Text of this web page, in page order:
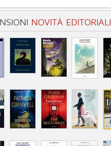
NOVITÀ EDITORIALI